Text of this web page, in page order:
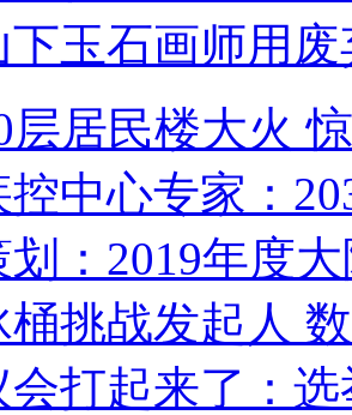
下玉石画师用
层居民楼大火
控中心专家：
：2019年度
挑战发起人
会打起来了：